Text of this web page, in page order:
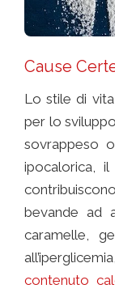
Cause
Lo stile di
per lo
sovrappeso
ipocalorica,
bevande ad
caramelle,
contenuto